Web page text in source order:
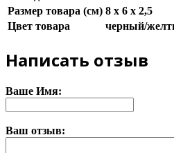
Размер товара (см) 8 х 6 х 2,5
Цвет товара
черный/
Написать отзыв
Ваше Имя:
Ваш отзыв: